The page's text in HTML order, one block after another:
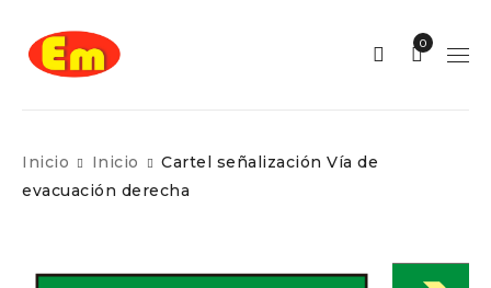
0
Inicio Inicio
Cartel señalización Vía de
evacuación derecha